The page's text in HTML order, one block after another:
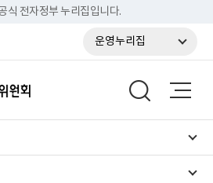
식 전자정부 누리집입니다.
운영누리집